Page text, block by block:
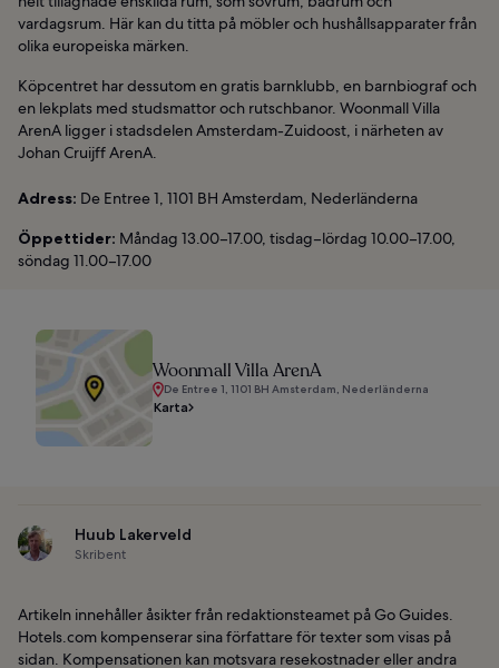
vardagsrum. Här kan du titta på möbler och hushållsapparater från
olika europeiska märken.
Köpcentret har dessutom en gratis barnklubb, en barnbiograf och
en lekplats med studsmattor och rutschbanor. Woonmall Villa
ArenA ligger i stadsdelen Amsterdam-Zuidoost, i närheten av
Johan Cruijff ArenA.
Adress: De Entree 1, 1101 BH Amsterdam, Nederländerna
Öppettider: Måndag 13.00–17.00, tisdag–lördag 10.00–17.00,
söndag 11.00–17.00
Woonmall Villa ArenA
De Entree 1, 1101 BH Amsterdam, Nederländerna
Karta
Huub Lakerveld
Skribent
Artikeln innehåller åsikter från redaktionsteamet på Go Guides.
Hotels.com kompenserar sina författare för texter som visas på
sidan. Kompensationen kan motsvara resekostnader eller andra